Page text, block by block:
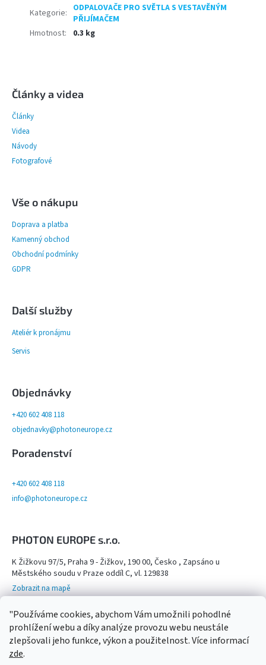
"Používáme cookies, abychom Vám umožnili pohodlné
prohlížení webu a díky analýze provozu webu neustále
zlepšovali jeho funkce, výkon a použitelnost. Více informací
zde.
Kategorie: ODPALOVAČE PRO SVĚTLA S VESTAVĚNÝM
PŘIJÍMAČEM
Hmotnost: 0.3 kg
Články a videa
Články
Videa
Návody
Fotografové
Vše o nákupu
Doprava a platba
Kamenný obchod
Obchodní podmínky
GDPR
Další služby
Ateliér k pronájmu
Servis
Objednávky
+420 602 408 118
objednavky@photoneurope.cz
Poradenství
+420 602 408 118
info@photoneurope.cz
PHOTON EUROPE s.r.o.
K Žižkovu 97/5, Praha 9 - Žižkov, 190 00, Česko , Zapsáno u
Městského soudu v Praze oddíl C, vl. 129838
Zobrazit na mapě
Kamenný obchod,